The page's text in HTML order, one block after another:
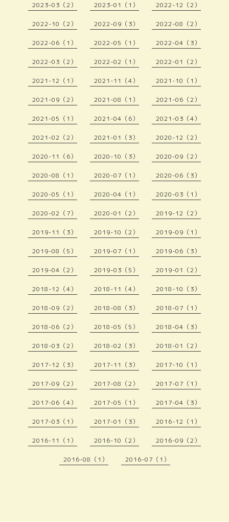
2023-03（2） 2023-01（1） 2022-12（2）
2022-10（2） 2022-09（3） 2022-08（2）
2022-06（1） 2022-05（1） 2022-04（3）
2022-03（2） 2022-02（1） 2022-01（2）
2021-12（1） 2021-11（4） 2021-10（1）
2021-09（2） 2021-08（1） 2021-06（2）
2021-05（1） 2021-04（6） 2021-03（4）
2021-02（2） 2021-01（3） 2020-12（2）
2020-11（6） 2020-10（3） 2020-09（2）
2020-08（1） 2020-07（1） 2020-06（3）
2020-05（1） 2020-04（1） 2020-03（1）
2020-02（7） 2020-01（2） 2019-12（2）
2019-11（3） 2019-10（2） 2019-09（1）
2019-08（5） 2019-07（1） 2019-06（3）
2019-04（2） 2019-03（5） 2019-01（2）
2018-12（4） 2018-11（4） 2018-10（3）
2018-09（2） 2018-08（3） 2018-07（1）
2018-06（2） 2018-05（5） 2018-04（3）
2018-03（2） 2018-02（3） 2018-01（2）
2017-12（3） 2017-11（3） 2017-10（1）
2017-09（2） 2017-08（2） 2017-07（1）
2017-06（4） 2017-05（1） 2017-04（3）
2017-03（1） 2017-01（3） 2016-12（1）
2016-11（1） 2016-10（2） 2016-09（2）
2016-08（1） 2016-07（1）